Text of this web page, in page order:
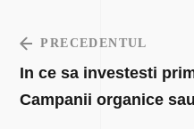
PRECEDENTUL
In ce sa investesti
Campanii organice